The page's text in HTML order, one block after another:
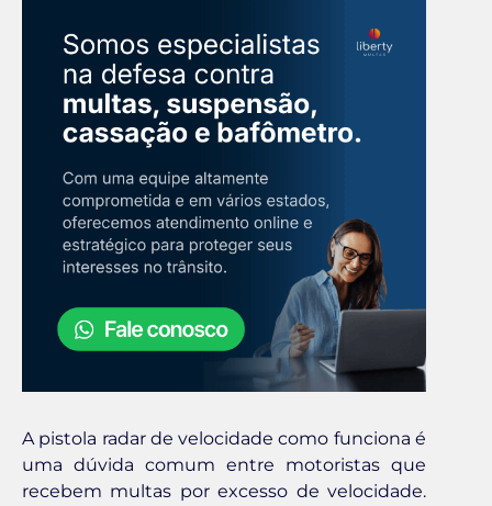
A pistola radar de velocidade como funciona é
uma dúvida comum entre motoristas que
recebem multas por excesso de velocidade.